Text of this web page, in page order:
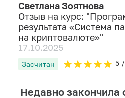
Светлана Зоятнова
Отзыв на курс: "
результата «Система
на криптовалюте»"
17.10.2025
Засчитан 5/
Недавно закончила